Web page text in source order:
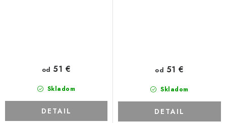
Skladom
od 51 €
DETAIL
Skladom
od 51 €
DETAIL